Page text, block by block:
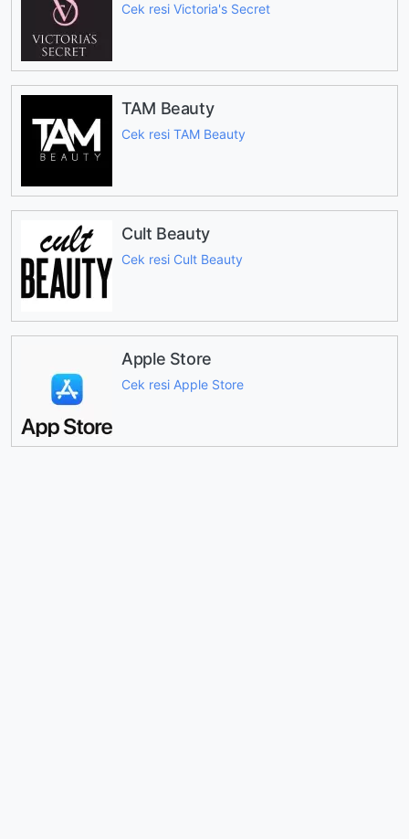
Cek resi Victoria's Secret
TAM Beauty
Cek resi TAM Beauty
Cult Beauty
Cek resi Cult Beauty
Apple Store
Cek resi Apple Store